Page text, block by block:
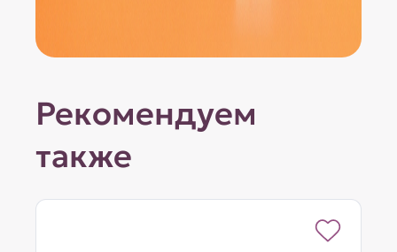
Рекомендуем
также